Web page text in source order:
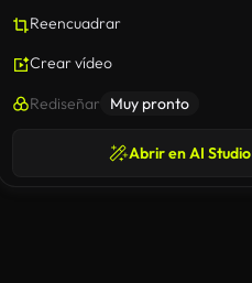
Reencuadrar
Crear vídeo
Rediseñar Muy pronto
Abrir en AI Studio